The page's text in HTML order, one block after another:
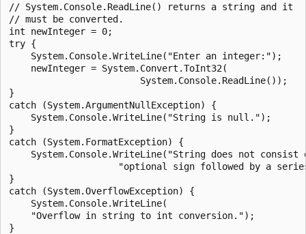
// System.Console.ReadLine() returns a string and it
// must be converted.
int newInteger = 0;
try {
    System.Console.WriteLine("Enter an integer:");
    newInteger = System.Convert.ToInt32(
                        System.Console.ReadLine());
}
catch (System.ArgumentNullException) {
    System.Console.WriteLine("String is null.");
}
catch (System.FormatException) {
System.Console.WriteLine("String does not consist
"optional sign followed by a
}
catch (System.OverflowException) {
    System.Console.WriteLine(
    "Overflow in string to int conversion.");
}